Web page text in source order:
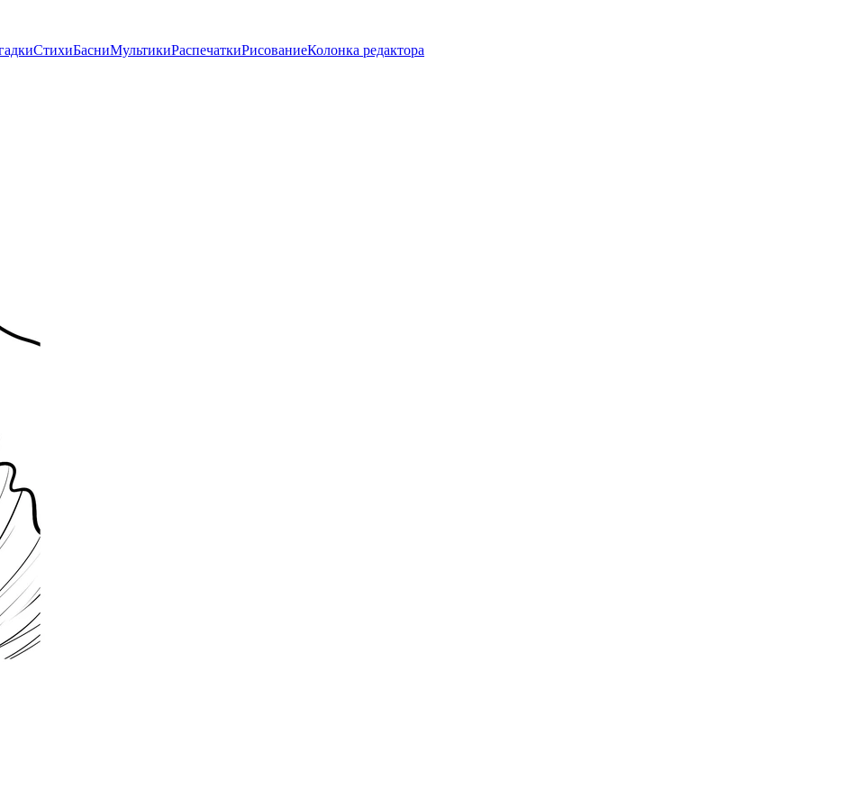
СтихиБасниМультикиРаспечаткиРисованиеКолонка редактора